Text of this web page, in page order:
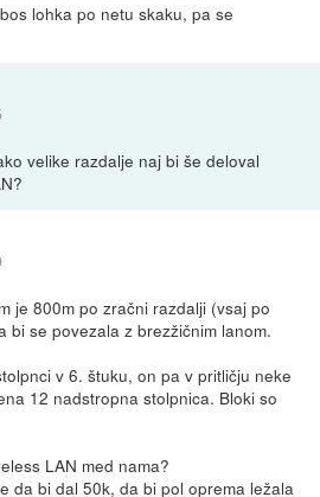
lohka po netu skaku, pa se
velike razdalje naj bi še deloval
je 800m po zračni razdalji (vsaj po
bi se povezala z brezžičnim lanom.
v 6. štuku, on pa v pritličju neke
12 nadstropna stolpnica. Bloki so
LAN med nama?
da bi dal 50k, da bi pol oprema ležala